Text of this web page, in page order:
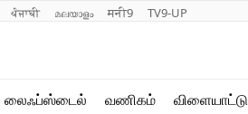
ਪੰਜਾਬੀ മലയാളം मनी9 TV9-UP
லைஃப்ஸ்டைல் வணிகம் விளையாட்டு